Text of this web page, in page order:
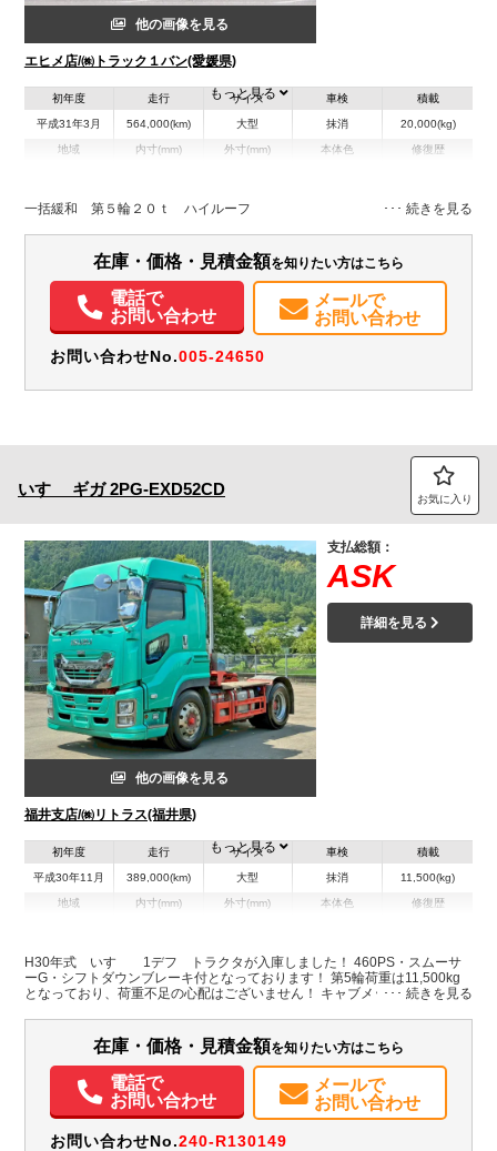
他の画像を見る
エヒメ店/㈱トラック１バン(愛媛県)
初年度
平成31年3月
走行
564,000(km)
サイズ
大型
車検
抹消
積載
20,000(kg)
地域 内寸(mm) 外寸(mm) 本体色 修復歴
エアコン パワステ パワーウィンドウ ABS エアバッグ
電動格納ミラー
エアサスシート
ETC
もっと見る
一括緩和 第５輪２０ｔ ハイルーフ
在庫・価格・見積金額を知りたい方はこちら
電話で
お問い合わせ
メールで
お問い合わせ
お問い合わせNo.005-24650
いすゞ ギガ 2PG-EXD52CD お気に入り
他の画像を見る
福井支店/㈱リトラス(福井県)
支払総額：
ASK
詳細を見る
初年度
平成30年11月
走行
389,000(km)
サイズ
大型
車検
抹消
積載
11,500(kg)
地域 内寸(mm) 外寸(mm) 本体色 修復歴
装備情報
エアコン パワステ パワーウィンドウ ABS エアバッグ
電動格納ミラー
もっと見る
H30年式 いすゞ 1デフ トラクタが入庫しました！ 460PS・スムーサ
ーG・シフトダウンブレーキ付となっております！ 第5輪荷重は11,500kg
となっており、荷重不足の心配はございません！ キャブメッキ・アルミホ
下さい。
在庫・価格・見積金額を知りたい方はこちら
電話で
お問い合わせ
メールで
お問い合わせ
お問い合わせNo.240-R130149